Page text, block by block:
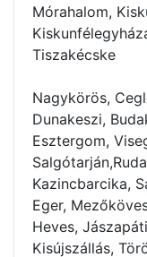
Mórahalom,
Tiszakécske
Nagykörös,
Dunakeszi,
Esztergom,
Kazincbarcika,
Eger,
Heves,
Kisújszállás,